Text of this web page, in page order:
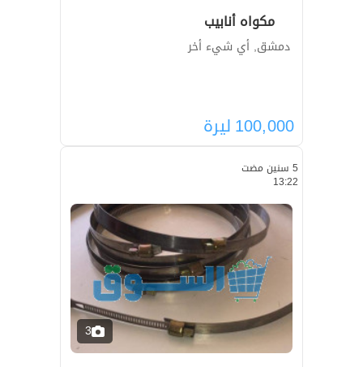
مكواه أنابيب
دمشق, أي شيء أخر
100,000ليرة
5 سنين مضت
13:22
3